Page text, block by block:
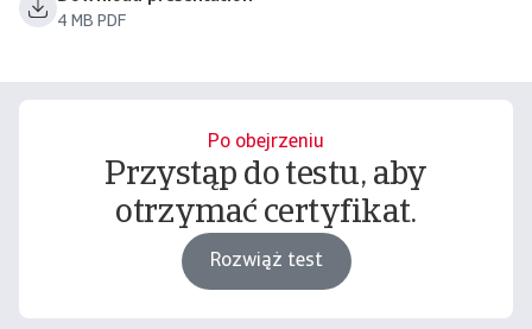
4 MB PDF
Po obejrzeniu
Przystąp do testu, aby
otrzymać certyfikat.
Rozwiąż test